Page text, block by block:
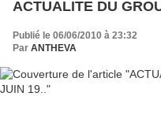
ACTUALITE DU
Publié le 06/06/2010 à 23:32
Par ANTHEVA